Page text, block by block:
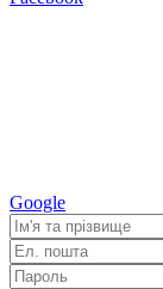
Google